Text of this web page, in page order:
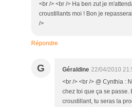
<br /> <br /> Ha ben zut je
croustillants moi ! Bon je
/>
Répondre
G Géraldine 22/04/2010
<br /> <br /> @ Cynthia :
chez toi que ça se passe.
croustillant, tu seras la